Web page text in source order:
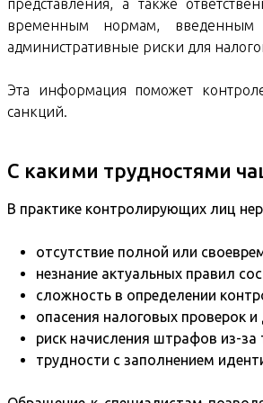
представления, а также
временным нормам, введенным
административные риски для
Эта информация поможет
санкций.
С какими трудностями
В практике контролирующих лиц
отсутствие полной или
незнание актуальных правил
сложность в определении
опасения налоговых проверок и
риск начисления штрафов из-за
трудности с заполнением